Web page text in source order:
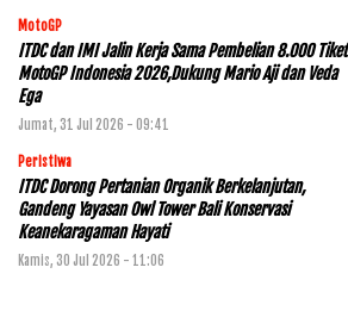
MotoGP
ITDC dan IMI Jalin Kerja Sama Pembelian 8.000 Tiket
MotoGP Indonesia 2026,Dukung Mario Aji dan Veda
Ega
Jumat, 31 Jul 2026 - 09:41
Peristiwa
ITDC Dorong Pertanian Organik Berkelanjutan,
Gandeng Yayasan Owl Tower Bali Konservasi
Keanekaragaman Hayati
Kamis, 30 Jul 2026 - 11:06